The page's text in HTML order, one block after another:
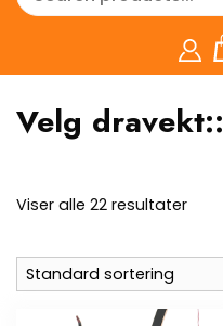
Velg dravekt::
Viser alle 22 resultater